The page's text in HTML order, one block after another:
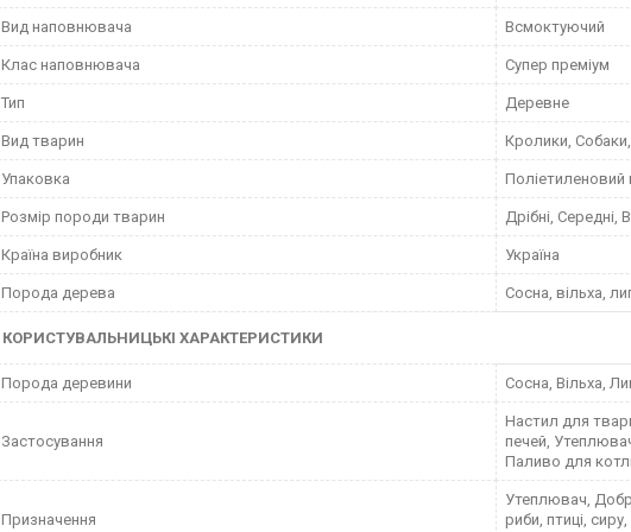
Вид наповнювача Всмоктуючий
Клас наповнювача Супер преміум
Тип Деревне
Вид тварин Кролики,
Упаковка
Розмір породи тварин Дрібні, Середні,
Країна виробник Україна
Порода дерева Сосна, вільха,
КОРИСТУВАЛЬНИЦЬКІ ХАРАКТЕРИСТИКИ
Порода деревини Сосна, Вільха,
Застосування
Настил для
печей,
Паливо для
Призначення
Утеплювач,
риби, птиці,